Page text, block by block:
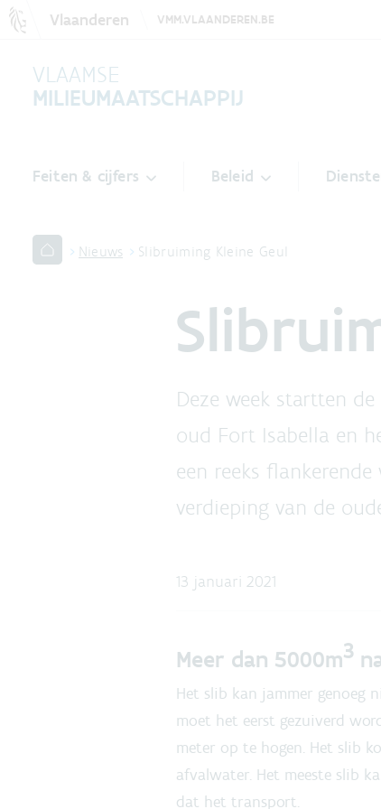
Vlaanderen VMM.VLAANDEREN.BE
VLAAMSE
MILIEUMAATSCHAPPIJ
Feiten & cijfers Beleid
Nieuws Slibruiming Kleine Geul
Deze week startten
oud Fort Isabella en
een reeks
verdieping van de
13 januari 2021
Meer dan 5000m3
Het slib kan jammer genoeg
moet het eerst gezuiverd
meter op te hogen. Het slib
afvalwater. Het meeste slib
dat het transport.